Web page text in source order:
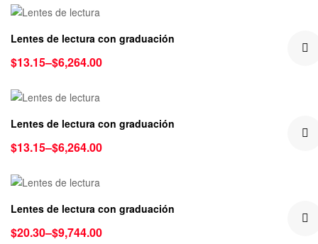
Lentes de lectura con graduación
$13.15–$6,264.00
Lentes de lectura con graduación
$13.15–$6,264.00
Lentes de lectura con graduación
$20.30–$9,744.00